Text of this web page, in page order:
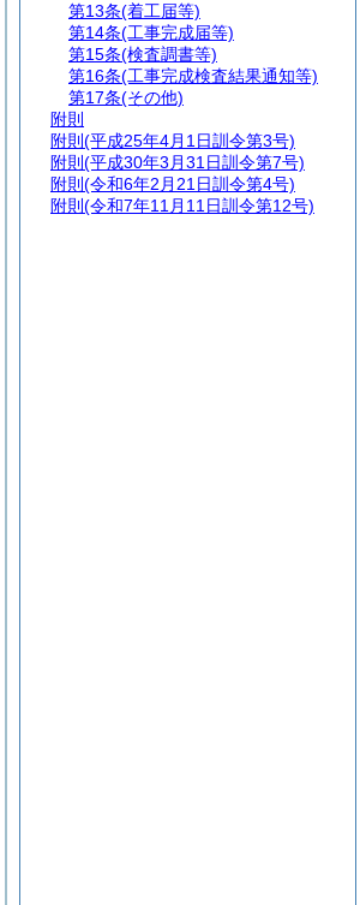
第13条(着工届等)
第14条(工事完成届等)
第15条(検査調書等)
第16条(工事完成検査結果通知等)
第17条(その他)
附則
附則 (平成25年4月1日訓令第3号)
附則 (平成30年3月31日訓令第7号)
附則 (令和6年2月21日訓令第4号)
附則 (令和7年11月11日訓令第12号)